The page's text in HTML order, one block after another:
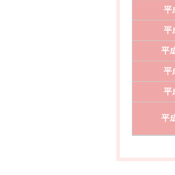
平
平
平
平
平
平